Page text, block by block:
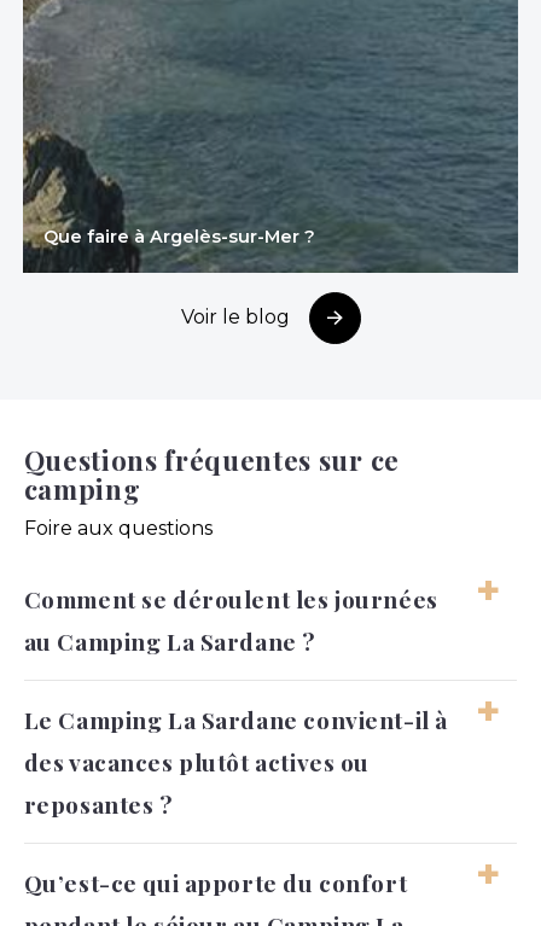
Que faire à Argelès-sur-Mer ?
Voir le blog
Questions fréquentes sur ce
camping
Foire aux questions
Comment se déroulent les journées
au Camping La Sardane ?
baignade, temps calmes, loisirs et moments
partagés en famille. Le rythme reste souple,
pression.
Le Camping La Sardane convient-il à
des vacances plutôt actives ou
reposantes ?
manière dont on organise son séjour. Les
équipements sur place permettent de
Qu’est-ce qui apporte du confort